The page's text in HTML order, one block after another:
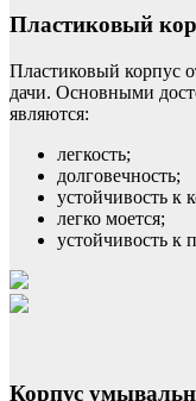
Пластиковый
Пластиковый корпус
дачи. Основными
являются:
легкость;
долговечность;
устойчивость к
легко моется;
устойчивость к
Корпус